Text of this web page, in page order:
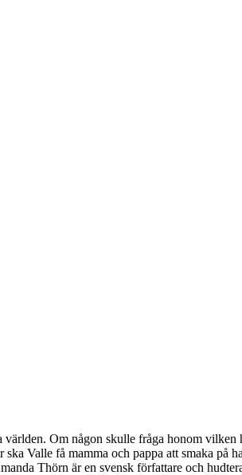
Om någon skulle fråga honom vilken
Valle få mamma och pappa att smaka på
Thörn är en svensk författare och